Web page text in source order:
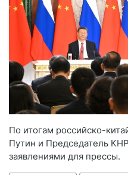
По итогам российско-
Путин и Председатель
заявлениями для прессы.